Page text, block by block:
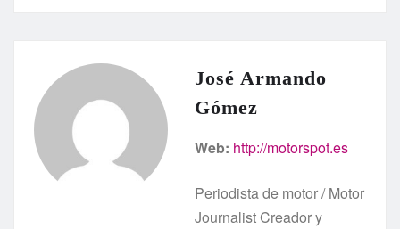
José Armando
Gómez
Web: http://motorspot.es
Periodista de motor / Motor
Journalist Creador y